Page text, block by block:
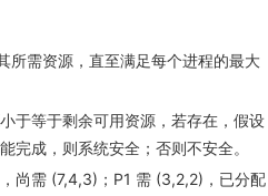
所需资源，直至满足每个进程的最大
于等于剩余可用资源，若存在，假设
完成，则系统安全；否则不安全。
尚需 (7,4,3)；P1 需 (3,2,2)，已分配